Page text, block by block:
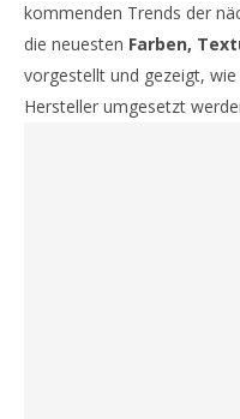
kommenden Trends der
die neuesten Farben,
vorgestellt und gezeigt,
Hersteller umgesetzt